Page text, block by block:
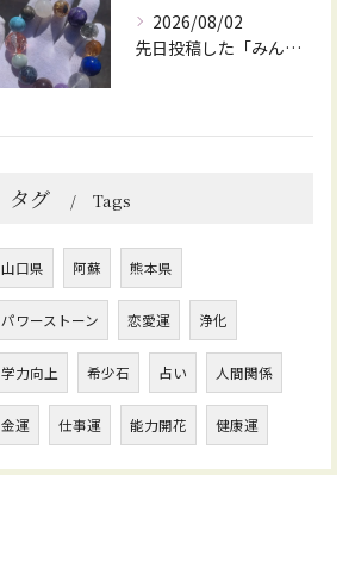
2026/08/02
先日投稿した「みんなを笑顔にしてくれるブレスレット」に
タグ Tags
山口県 阿蘇 熊本県
パワーストーン 恋愛運 浄化
学力向上 希少石 占い 人間関係
金運 仕事運 能力開花 健康運